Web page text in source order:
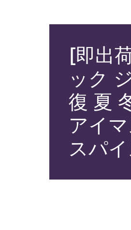
[即出
ック
復 夏
アイ
スパ